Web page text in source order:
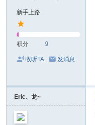
新手上路
积分 9
收听TA 发消息
Eric、龙~